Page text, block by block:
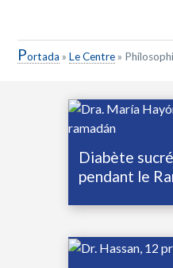
Portada »Le Centre »
Diabète
pendant le